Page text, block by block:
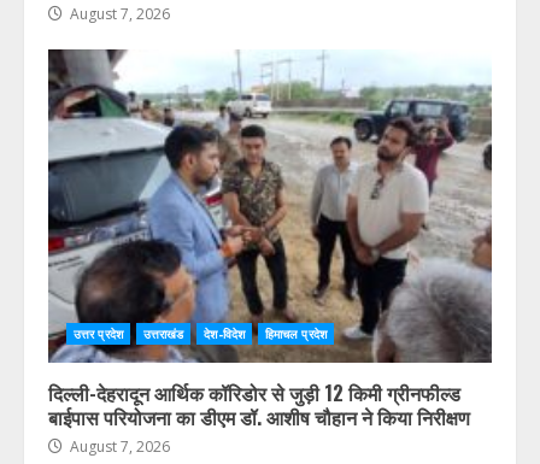
August 7, 2026
उत्तर प्रदेश उत्तराखंड देश-विदेश हिमाचल प्रदेश
दिल्ली-देहरादून आर्थिक कॉरिडोर से जुड़ी 12 किमी ग्रीनफील्ड
बाईपास परियोजना का डीएम डॉ. आशीष चौहान ने किया निरीक्षण
August 7, 2026